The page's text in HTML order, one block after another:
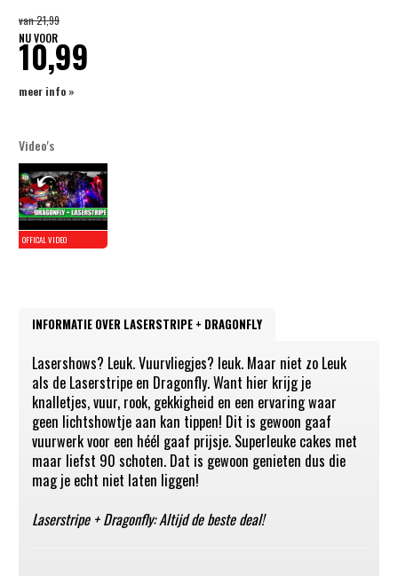
van21,99
NU VOOR
10,99
meer info »
Video's
INFORMATIE OVER LASERSTRIPE + DRAGONFLY
Lasershows? Leuk. Vuurvliegjes? leuk. Maar niet zo Leuk
als de Laserstripe en Dragonfly. Want hier krijg je
knalletjes, vuur, rook, gekkigheid en een ervaring waar
geen lichtshowtje aan kan tippen! Dit is gewoon gaaf
vuurwerk voor een héél gaaf prijsje. Superleuke cakes met
maar liefst 90 schoten. Dat is gewoon genieten dus die
mag je echt niet laten liggen!
Laserstripe + Dragonfly: Altijd de beste deal!